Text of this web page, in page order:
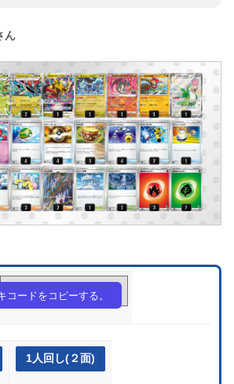
ん
kVFk15-m4la6Z-VV5VkF
コードをコピーする。
1人回し(２面)